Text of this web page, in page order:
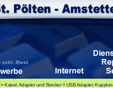
>Kabel, Adapter und Stecker>USB Adapter,